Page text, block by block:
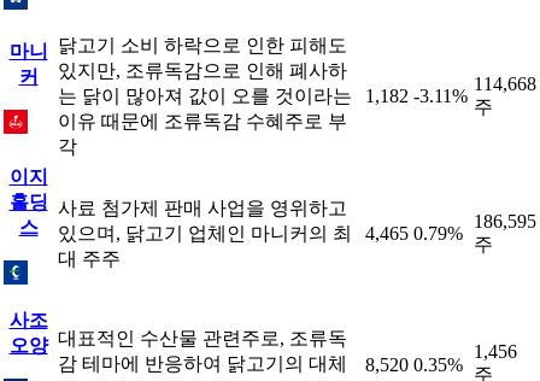
마니
커
닭고기 소비 하락으로 인한 피해도
있지만, 조류독감으로 인해 폐사하
는 닭이 많아져 값이 오를 것이라는
이유 때문에 조류독감 수혜주로 부
각
1,182 -3.11%
114,668
주
이지
홀딩
스
사료 첨가제 판매 사업을 영위하고
있으며, 닭고기 업체인 마니커의 최
대 주주
4,465 0.79%
186,595
주
사조
오양 대표적인 수산물 관련주로, 조류독
감 테마에 반응하여 닭고기의 대체
8,520 0.35%
1,456
주